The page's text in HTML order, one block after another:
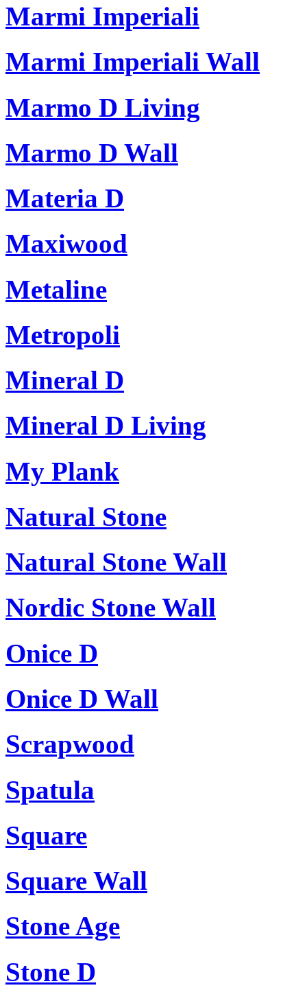
Marmi Imperiali
Marmi Imperiali Wall
Marmo D Living
Marmo D Wall
Materia D
Maxiwood
Metaline
Metropoli
Mineral D
Mineral D Living
My Plank
Natural Stone
Natural Stone Wall
Nordic Stone Wall
Onice D
Onice D Wall
Scrapwood
Spatula
Square
Square Wall
Stone Age
Stone D